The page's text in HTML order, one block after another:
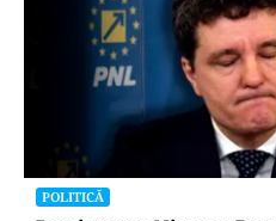
POLITICĂ